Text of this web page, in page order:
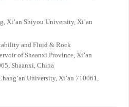
Xi’an Shiyou University, Xi’an
and Fluid & Rock
of Shaanxi Province, Xi’an
Shaanxi, China
University, Xi’an 710061,